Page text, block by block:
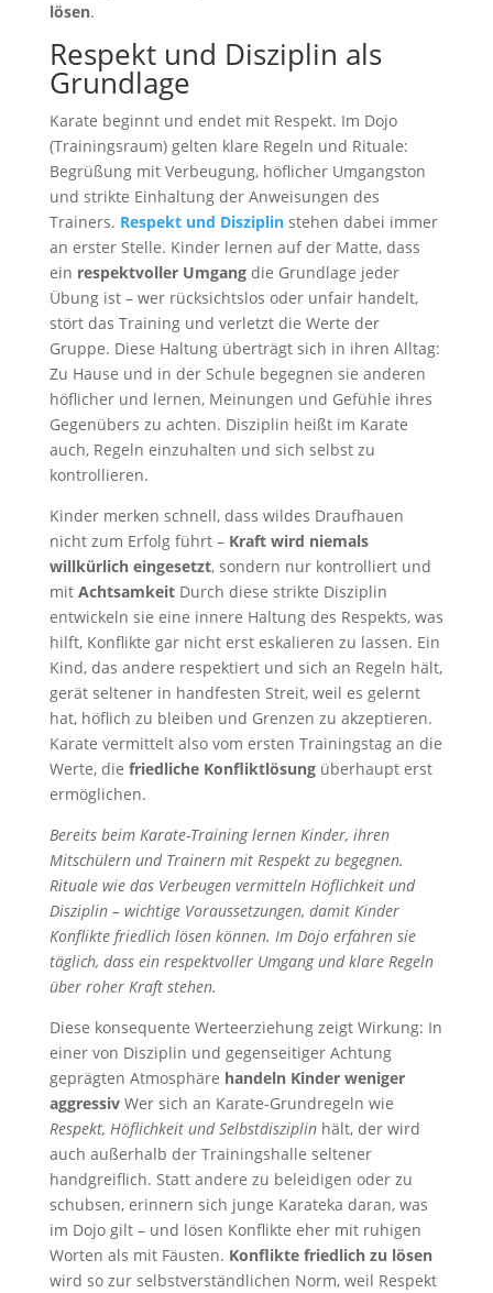
lösen.
Respekt und Disziplin als
Grundlage
Karate beginnt und endet mit Respekt. Im Dojo
(Trainingsraum) gelten klare Regeln und Rituale:
Begrüßung mit Verbeugung, höflicher Umgangston
und strikte Einhaltung der Anweisungen des
Trainers. Respekt und Disziplinstehen dabei immer
an erster Stelle. Kinder lernen auf der Matte, dass
ein respektvoller Umgangdie Grundlage jeder
Übung ist – wer rücksichtslos oder unfair handelt,
stört das Training und verletzt die Werte der
Gruppe. Diese Haltung überträgt sich in ihren Alltag:
Zu Hause und in der Schule begegnen sie anderen
höflicher und lernen, Meinungen und Gefühle ihres
Gegenübers zu achten. Disziplin heißt im Karate
auch, Regeln einzuhalten und sich selbst zu
kontrollieren.
Kinder merken schnell, dass wildes Draufhauen
nicht zum Erfolg führt – Kraft wird niemals
willkürlich eingesetzt, sondern nur kontrolliert und
mit AchtsamkeitDurch diese strikte Disziplin
entwickeln sie eine innere Haltung des Respekts, was
hilft, Konflikte gar nicht erst eskalieren zu lassen. Ein
Kind, das andere respektiert und sich an Regeln hält,
gerät seltener in handfesten Streit, weil es gelernt
hat, höflich zu bleiben und Grenzen zu akzeptieren.
Karate vermittelt also vom ersten Trainingstag an die
Werte, die friedliche Konfliktlösungüberhaupt erst
ermöglichen.
Bereits beim Karate-Training lernen Kinder, ihren
Mitschülern und Trainern mit Respekt zu begegnen.
Rituale wie das Verbeugen vermitteln Höflichkeit und
Disziplin – wichtige Voraussetzungen, damit Kinder
Konflikte friedlich lösen können. Im Dojo erfahren sie
täglich, dass ein respektvoller Umgang und klare Regeln
über roher Kraft stehen.
Diese konsequente Werteerziehung zeigt Wirkung: In
einer von Disziplin und gegenseitiger Achtung
geprägten Atmosphäre handeln Kinder weniger
aggressivWer sich an Karate-Grundregeln wie
Respekt, Höflichkeit und Selbstdisziplinhält, der wird
auch außerhalb der Trainingshalle seltener
handgreiflich. Statt andere zu beleidigen oder zu
schubsen, erinnern sich junge Karateka daran, was
im Dojo gilt – und lösen Konflikte eher mit ruhigen
Worten als mit Fäusten. Konflikte friedlich zu lösen
wird so zur selbstverständlichen Norm, weil Respekt